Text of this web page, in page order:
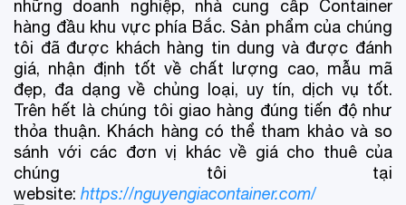
những doanh nghiệp, nhà cung cấp Container
hàng đầu khu vực phía Bắc. Sản phẩm của chúng
tôi đã được khách hàng tin dung và được đánh
giá, nhận định tốt về chất lượng cao, mẫu mã
đẹp, đa dạng về chủng loại, uy tín, dịch vụ tốt.
Trên hết là chúng tôi giao hàng đúng tiến độ như
thỏa thuận. Khách hàng có thể tham khảo và so
sánh với các đơn vị khác về giá cho thuê của
chúng tôi tại
website: https://nguyengiacontainer.com/